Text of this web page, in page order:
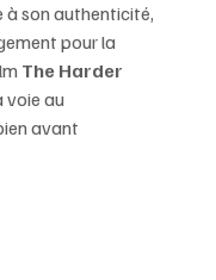
à son authenticité,
pour la
The Harder
voie au
avant